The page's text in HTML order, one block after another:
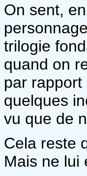
On sent,
trilogie
quand on
par
quelques
vu que de
Cela reste
Mais ne lui